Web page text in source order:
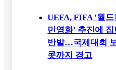
UEFA, FIFA '월드
민영화' 추진에 집
반발…국제대회
콧까지 경고